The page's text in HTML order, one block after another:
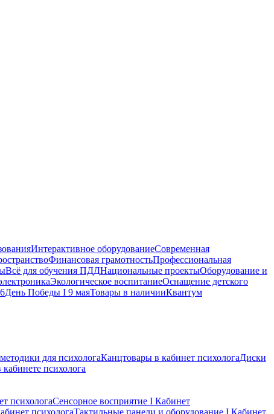
Интерактивное оборудованиеСовременная
Финансовая грамотностьПрофессиональная
Всё для обучения ПДДНациональные проектыОборудование и
Экологическое воспитаниеОснащение детского
День Победы I 9 маяТовары в наличииКвантум
для психологаКанцтовары в кабинет психологаДиски
психолога
психологаСенсорное восприятие I Кабинет
психологаТактильные панели и оборудование I Кабинет